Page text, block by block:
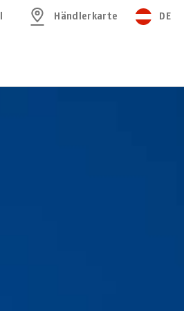
Händlerkarte DE